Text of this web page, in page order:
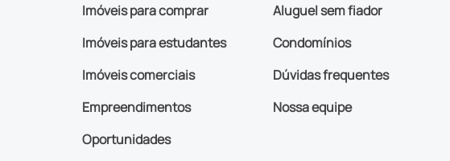
Imóveis para comprar
Imóveis para estudantes
Imóveis comerciais
Empreendimentos
Oportunidades
Aluguel sem fiador
Condomínios
Dúvidas frequentes
Nossa equipe